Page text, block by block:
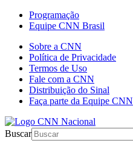
Programação
Equipe CNN Brasil
Sobre a CNN
Política de Privacidade
Termos de Uso
Fale com a CNN
Distribuição do Sinal
Faça parte da Equipe CNN
Buscar